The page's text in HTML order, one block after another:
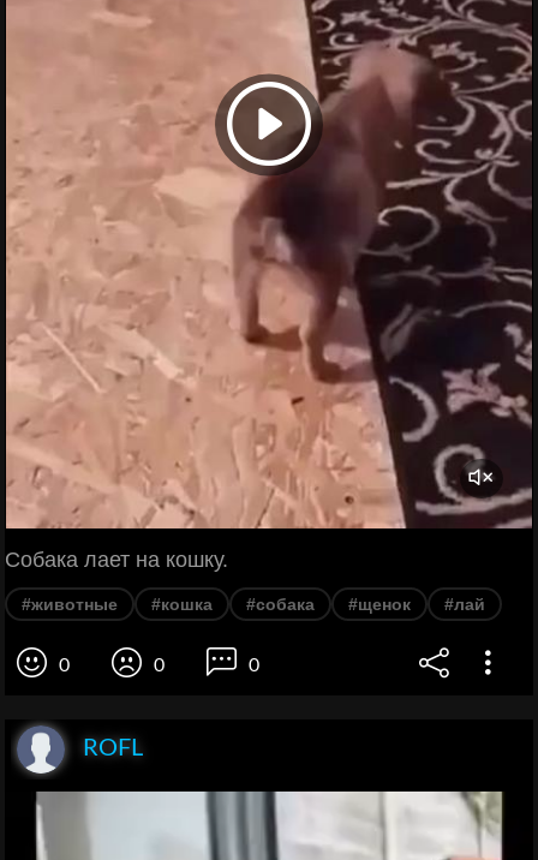
Собака лает на кошку.
#животные #кошка #собака #щенок #лай
0 0 0
ROFL